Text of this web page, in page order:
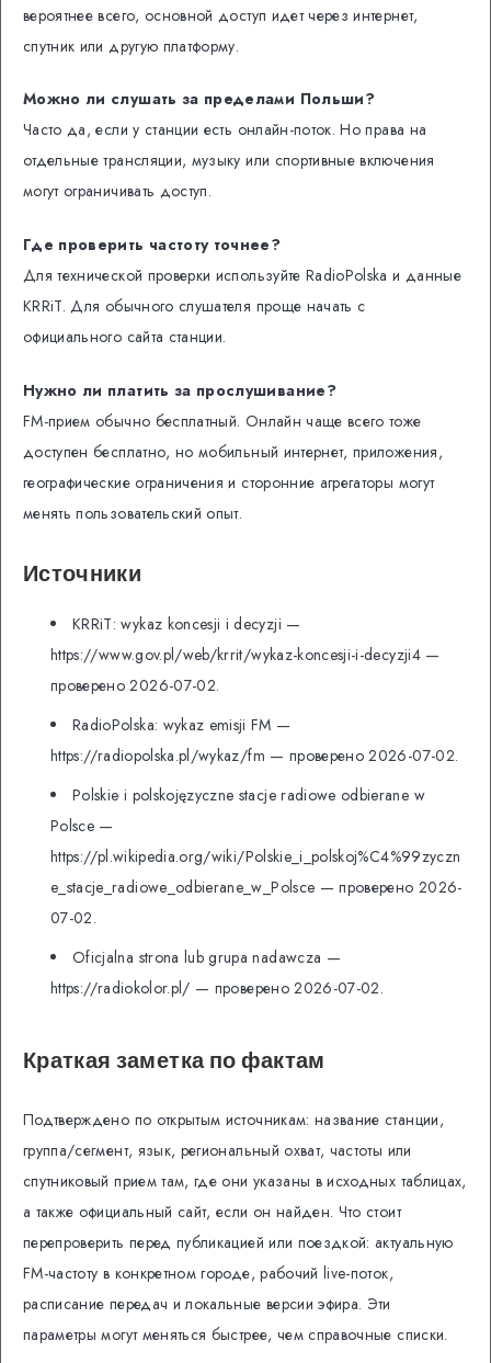
вероятнее всего, основной доступ идет через интернет,
спутник или другую платформу.
Можно ли слушать за пределами Польши?
Часто да, если у станции есть онлайн-поток. Но права на
отдельные трансляции, музыку или спортивные включения
могут ограничивать доступ.
Где проверить частоту точнее?
Для технической проверки используйте RadioPolska и данные
KRRiT. Для обычного слушателя проще начать с
официального сайта станции.
Нужно ли платить за прослушивание?
FM-прием обычно бесплатный. Онлайн чаще всего тоже
доступен бесплатно, но мобильный интернет, приложения,
географические ограничения и сторонние агрегаторы могут
менять пользовательский опыт.
Источники
KRRiT: wykaz koncesji i decyzji —
https://www.gov.pl/web/krrit/wykaz-koncesji-i-decyzji4 —
проверено 2026-07-02.
RadioPolska: wykaz emisji FM —
https://radiopolska.pl/wykaz/fm — проверено 2026-07-02.
Polskie i polskojęzyczne stacje radiowe odbierane w
Polsce —
https://pl.wikipedia.org/wiki/Polskie_i_polskoj%C4%99zyczn
e_stacje_radiowe_odbierane_w_Polsce — проверено 2026-
07-02.
Oficjalna strona lub grupa nadawcza —
https://radiokolor.pl/ — проверено 2026-07-02.
Краткая заметка по фактам
Подтверждено по открытым источникам: название станции,
группа/сегмент, язык, региональный охват, частоты или
спутниковый прием там, где они указаны в исходных таблицах,
а также официальный сайт, если он найден. Что стоит
перепроверить перед публикацией или поездкой: актуальную
FM-частоту в конкретном городе, рабочий live-поток,
расписание передач и локальные версии эфира. Эти
параметры могут меняться быстрее, чем справочные списки.